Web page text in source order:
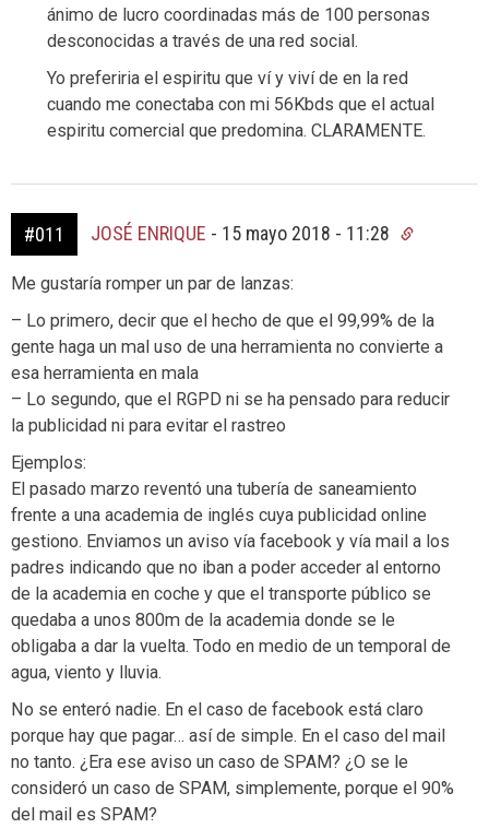
ánimo de lucro coordinadas más de 100 personas
desconocidas a través de una red social.
Yo preferiria el espiritu que ví y viví de en la red
cuando me conectaba con mi 56Kbds que el actual
espiritu comercial que predomina. CLARAMENTE.
#011 JOSÉ ENRIQUE - 15 mayo 2018 - 11:28
Me gustaría romper un par de lanzas:
– Lo primero, decir que el hecho de que el 99,99% de la
gente haga un mal uso de una herramienta no convierte a
esa herramienta en mala
– Lo segundo, que el RGPD ni se ha pensado para reducir
la publicidad ni para evitar el rastreo
Ejemplos:
El pasado marzo reventó una tubería de saneamiento
frente a una academia de inglés cuya publicidad online
gestiono. Enviamos un aviso vía facebook y vía mail a los
padres indicando que no iban a poder acceder al entorno
de la academia en coche y que el transporte público se
quedaba a unos 800m de la academia donde se le
obligaba a dar la vuelta. Todo en medio de un temporal de
agua, viento y lluvia.
No se enteró nadie. En el caso de facebook está claro
porque hay que pagar… así de simple. En el caso del mail
no tanto. ¿Era ese aviso un caso de SPAM? ¿O se le
consideró un caso de SPAM, simplemente, porque el 90%
del mail es SPAM?